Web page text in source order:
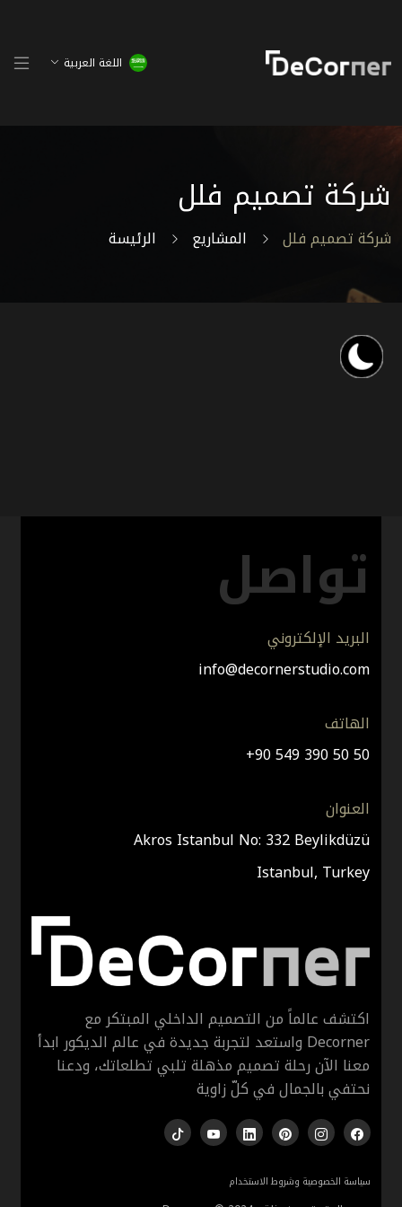
اللغة العربية
شركة تصميم فلل
الرئيسة المشاريع شركة تصميم فلل
تواصل
البريد الإلكتروني
info@decornerstudio.com
الهاتف
+90 549 390 50 50
العنوان
Akros Istanbul No: 332 Beylikdüzü
Istanbul, Turkey
اكتشف عالماً من التصميم الداخلي المبتكر مع
Decorner واستعد لتجربة جديدة في عالم الديكور ابدأ
معنا الآن رحلة تصميم مذهلة تلبي تطلعاتك، ودعنا
نحتفي بالجمال في كلّ زاوية
سياسة الخصوصية وشروط الاستخدام